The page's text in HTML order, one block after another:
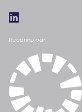
Reconnu par